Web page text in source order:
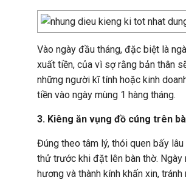
Vào ngày đầu tháng, đặc biệt là
xuất tiền, của vì sợ rằng bản thân
những người kĩ tính hoặc kinh
tiền vào ngày mùng 1 hàng tháng.
3. Kiêng ăn vụng đồ cúng trên
Đúng theo tâm lý, thói quen bấy
thử trước khi đặt lên bàn thờ.
hương và thành kính khấn xin,